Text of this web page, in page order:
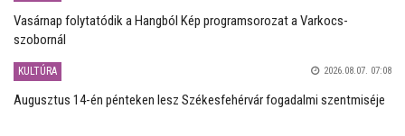
Vasárnap folytatódik a Hangból Kép programsorozat a Varkocs-
szobornál
KULTÚRA 2026.08.07. 07:08
Augusztus 14-én pénteken lesz Székesfehérvár fogadalmi szentmiséje